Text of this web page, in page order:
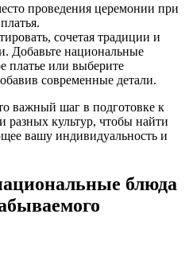
проведения церемонии при
сочетая традиции и
Добавьте национальные
платье или выберите
современные детали.
важный шаг в подготовке к
разных культур, чтобы найти
вашу индивидуальность и
блюда